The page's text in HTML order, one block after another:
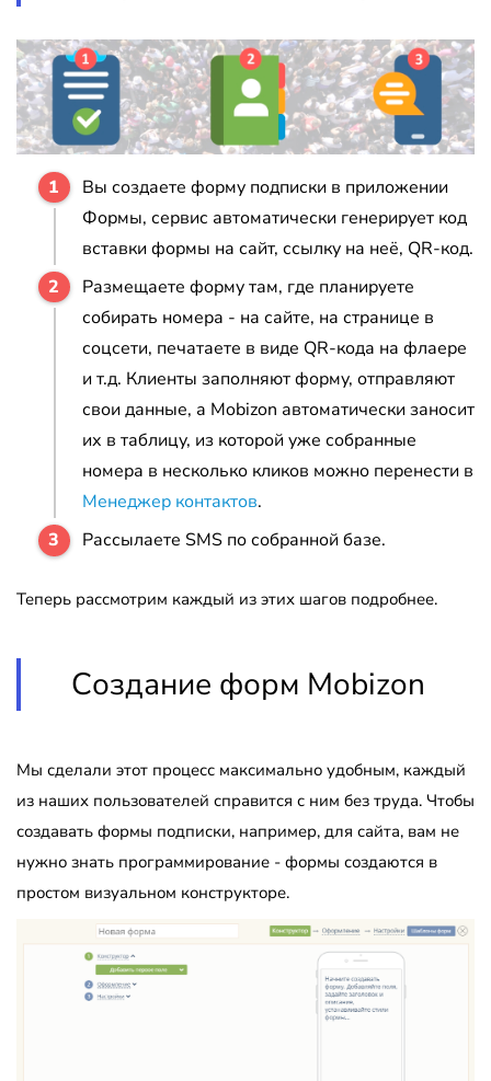
Вы создаете форму подписки в приложении
Формы, сервис автоматически генерирует код
вставки формы на сайт, ссылку на неё, QR-код.
Размещаете форму там, где планируете
собирать номера - на сайте, на странице в
соцсети, печатаете в виде QR-кода на флаере
и т.д. Клиенты заполняют форму, отправляют
свои данные, а Mobizon автоматически заносит
их в таблицу, из которой уже собранные
номера в несколько кликов можно перенести в
Менеджер контактов.
Рассылаете SMS по собранной базе.
Теперь рассмотрим каждый из этих шагов подробнее.
Создание форм Mobizon
Мы сделали этот процесс максимально удобным, каждый
из наших пользователей справится с ним без труда. Чтобы
создавать формы подписки, например, для сайта, вам не
нужно знать программирование - формы создаются в
простом визуальном конструкторе.